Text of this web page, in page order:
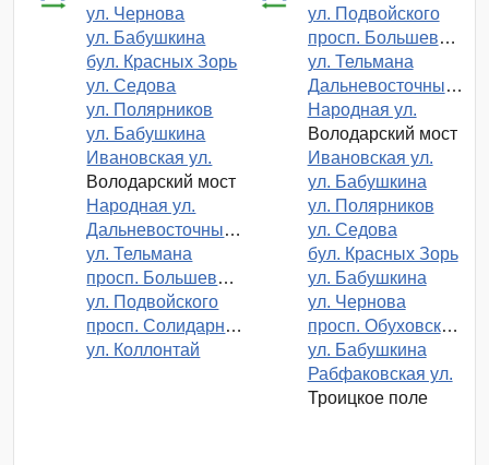
ул. Чернова
ул. Бабушкина
бул. Красных Зорь
ул. Седова
ул. Полярников
ул. Бабушкина
Ивановская ул.
Володарский мост
Народная ул.
Дальневосточный просп.
ул. Тельмана
просп. Большевиков
ул. Подвойского
просп. Солидарности
ул. Коллонтай
ул. Подвойского
просп. Большевиков
ул. Тельмана
Дальневосточный просп.
Народная ул.
Володарский мост
Ивановская ул.
ул. Бабушкина
ул. Полярников
ул. Седова
бул. Красных Зорь
ул. Бабушкина
ул. Чернова
просп. Обуховской Обороны
ул. Бабушкина
Рабфаковская ул.
Троицкое поле